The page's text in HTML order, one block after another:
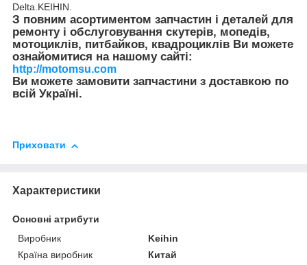
Delta.KEIHIN.
З повним асортиментом запчастин і деталей для
ремонту і обслуговування скутерів, мопедів,
мотоциклів, питбайков, квадроциклів Ви можете
ознайомитися на нашому сайті:
http://motomsu.com
Ви можете замовити запчастини з доставкою по
всій Україні.
Приховати
Характеристики
Основні атрибути
Виробник
Keihin
Країна виробник
Китай